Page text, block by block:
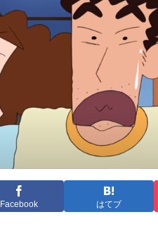
Facebook はてブ